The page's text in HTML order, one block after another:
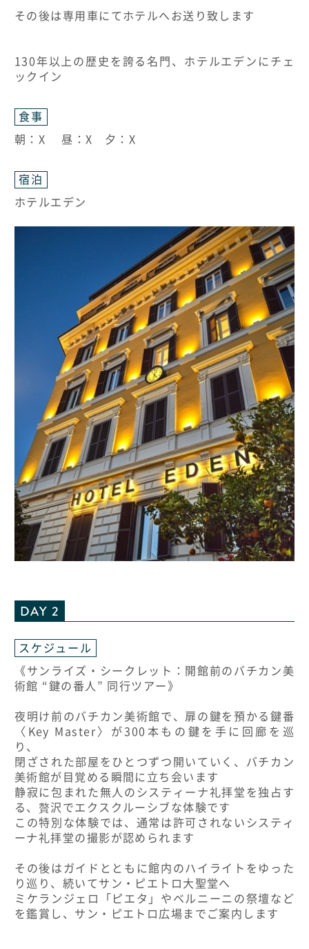
その後は専用車にてホテルへお送り致します
130年以上の歴史を誇る名門、ホテルエデンにチェ
ックイン
食事
朝：X 昼：X 夕：X
宿泊
ホテルエデン
DAY 2
スケジュール
《サンライズ・シークレット：開館前のバチカン美
術館 “鍵の番人” 同行ツアー》
夜明け前のバチカン美術館で、扉の鍵を預かる鍵番
〈Key Master〉が300本もの鍵を手に回廊を巡
り、
閉ざされた部屋をひとつずつ開いていく、バチカン
美術館が目覚める瞬間に立ち会います
静寂に包まれた無人のシスティーナ礼拝堂を独占す
る、贅沢でエクスクルーシブな体験です
この特別な体験では、通常は許可されないシスティ
ーナ礼拝堂の撮影が認められます
その後はガイドとともに館内のハイライトをゆった
り巡り、続いてサン・ピエトロ大聖堂へ
ミケランジェロ「ピエタ」やベルニーニの祭壇など
を鑑賞し、サン・ピエトロ広場までご案内します